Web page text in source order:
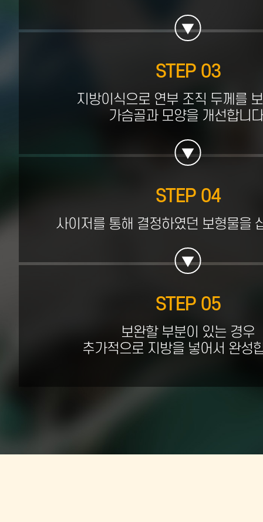
STEP 03
지방이식으로 연부 조직 두께를
가슴골과 모양을 개선합니
STEP 04
사이저를 통해 결정하였던 보형물을
STEP 05
보완할 부분이 있는 경우
추가적으로 지방을 넣어서 완성